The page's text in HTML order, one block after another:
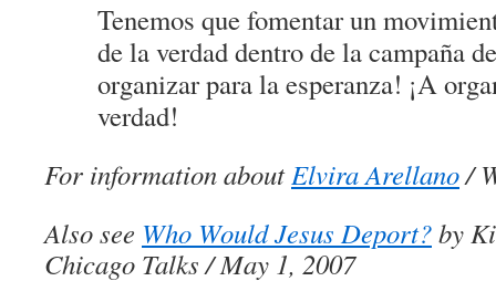
Tenemos que fomentar un
de la verdad dentro de la campaña
organizar para la esperanza! ¡A
verdad!
For information aboutElvira Arellano/
Also see Who Would Jesus Deport?by
Chicago Talks / May 1, 2007